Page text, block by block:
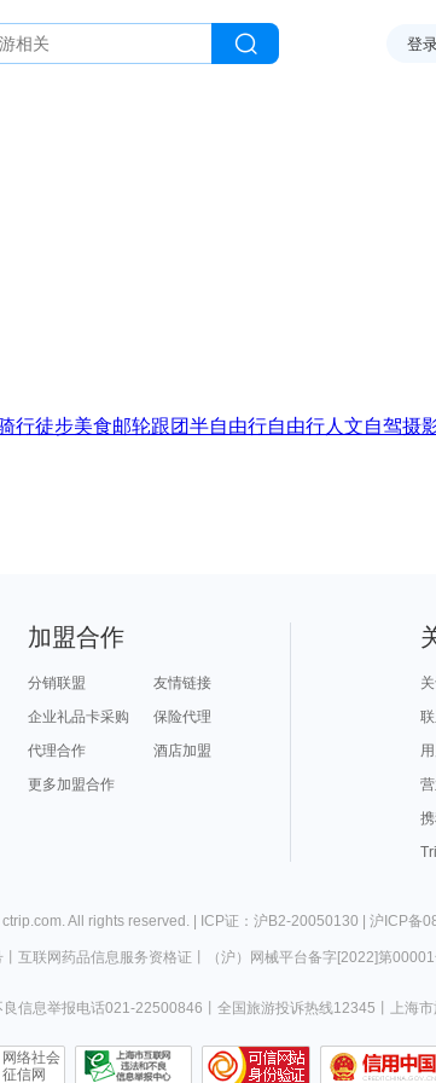
登
行徒步美食邮轮跟团半自由行自由行人文自驾摄
加盟合作
分销联盟
友情链接
企业礼品卡采购
保险代理
代理合作
酒店加盟
更多加盟合作
ctrip.com. All rights reserved. | ICP证：沪B2-20050130 | 沪ICP备
丨 互联网药品信息服务资格证 （沪）网械平台备字[2022]第
良信息举报电话021-22500846 全国旅游投诉热线12345 上海
网络社会
征信网